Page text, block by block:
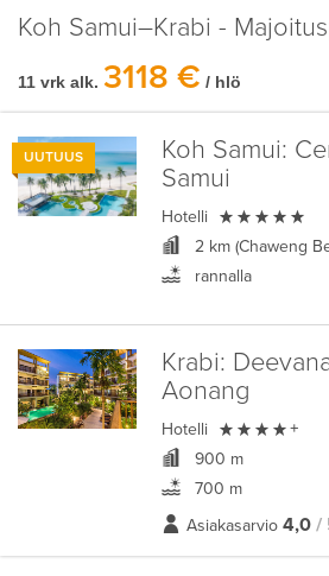
Koh Samui–Krabi -
11 vrk alk. 3118 € / hlö
UUTUUS Koh Samui:
Samui
Hotelli 
2 km (Chaweng
rannalla
Krabi:
Aonang
Hotelli  +
900 m
700 m
Asiakasarvio 4,0 /